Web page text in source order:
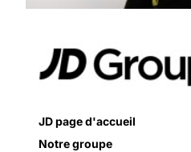
JD page d'accueil
Notre groupe